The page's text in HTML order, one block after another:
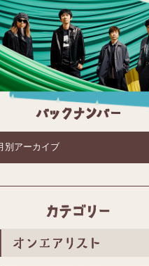
2026年7月25日オンエアリス
2026年7月18日オンエアリス
2026年7月11日オンエアリス